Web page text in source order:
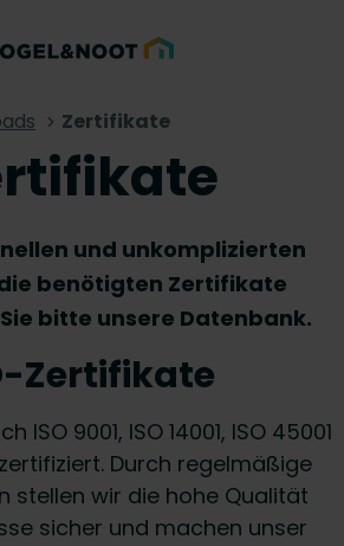
Zertifikate
und unkomplizierten
benötigten Zertifikate
bitte unsere Datenbank.
Zertifikate
ISO 9001, ISO 14001, ISO 45001
Durch regelmäßige
stellen wir die hohe Qualität
sicher und machen unser